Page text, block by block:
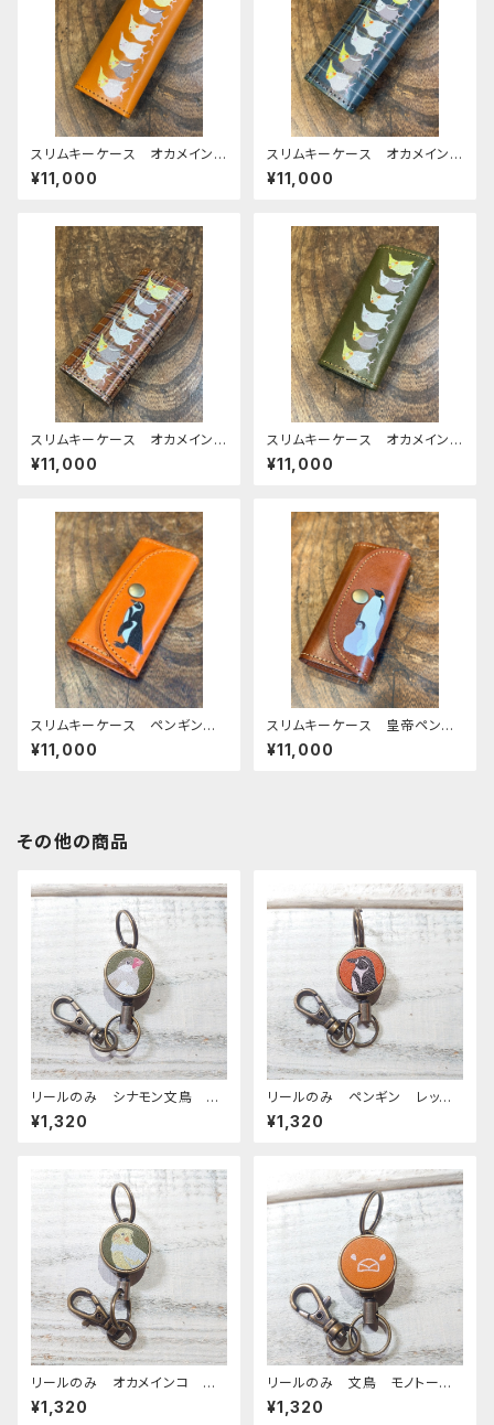
スリムキーケース オカメイン
コ キャメル ぽわん シリー
ズ おかめいんこ 栃木レザー
¥11,000
スリムキーケース オカメイン
コ ネイビー タータンチェッ
ク ぽわんシリーズ おかめい
¥11,000
スリムキーケース オカメイン
コ ブラウン タータンチェッ
ク ぽわんシリーズ おかめい
¥11,000
スリムキーケース オカメイン
コ Green グリーン ぽわん
シリーズ おかめいんこ
¥11,000
スリムキーケース ペンギン
レッドブラウン penguin ぺ
んぎん 栃木レザー mitto
¥11,000
スリムキーケース 皇帝ペンギ
ン ブラウン 親子 ペンギ
ン エンペラー 栃木レザー
¥11,000
その他の商品
リールのみ シナモン文鳥 グ
リーン 文鳥 ぶんちょう ブン
チョウ
¥1,320
リールのみ ペンギン レッド
ブラウン ぺんぎん
¥1,320
リールのみ オカメインコ ル
チノー グリーン おかめいん
こ
¥1,320
リールのみ 文鳥 モノトー
ン キャメル ぶんちょう ブン
チョウ
¥1,320